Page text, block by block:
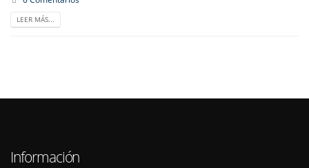
LEER MÁS...
Información